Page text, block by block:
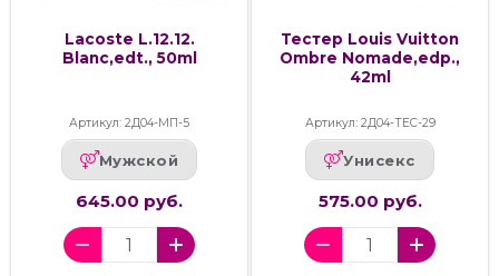
Lacoste L.12.12.
Blanc,edt., 50ml
Артикул: 2Д04-МП-5
Мужской
645.00 руб.
Тестер Louis Vuitton
Ombre Nomade,edp.,
42ml
Артикул: 2Д04-ТЕС-29
Унисекс
575.00 руб.